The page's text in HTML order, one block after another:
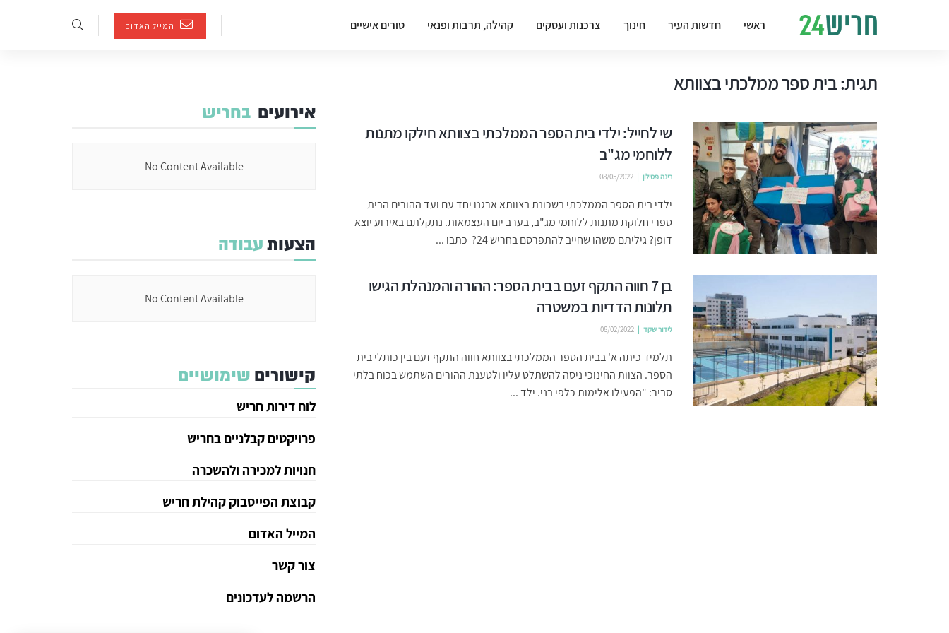
ראשי חדשות העיר חינוך צרכנות ועסקים קהילה, תרבות ופנאי טורים אישיים המייל האדום
תגית:בית ספר ממלכתי בצוותא
שי לחייל: ילדי בית הספר הממלכתי בצוותא חילקו מתנות
ללוחמי מג"ב
רינה פטילון 08/05/2022
ילדי בית הספר הממלכתי בשכונת בצוותא ארגנו יחד עם ועד ההורים הבית
ספרי חלוקת מתנות ללוחמי מג"ב, בערב יום העצמאות. נתקלתם באירוע יוצא
דופן? גיליתם משהו שחייב להתפרסם בחריש 24? כתבו ...
בן 7 חווה התקף זעם בבית הספר: ההורה והמנהלת הגישו
תלונות הדדיות במשטרה
לידור שקד 08/02/2022
תלמיד כיתה א' בבית הספר הממלכתי בצוותא חווה התקף זעם בין כותלי בית
הספר. הצוות החינוכי ניסה להשתלט עליו ולטענת ההורים השתמש בכוח בלתי
סביר: "הפעילו אלימות כלפי בני. ילד ...
אירועים בחריש
No Content Available
הצעותעבודה
No Content Available
קישורים שימושיים
לוח דירות חריש
פרויקטים קבלניים בחריש
חנויות למכירה ולהשכרה
קבוצת הפייסבוק קהילת חריש
המייל האדום
צור קשר
הרשמה לעדכונים